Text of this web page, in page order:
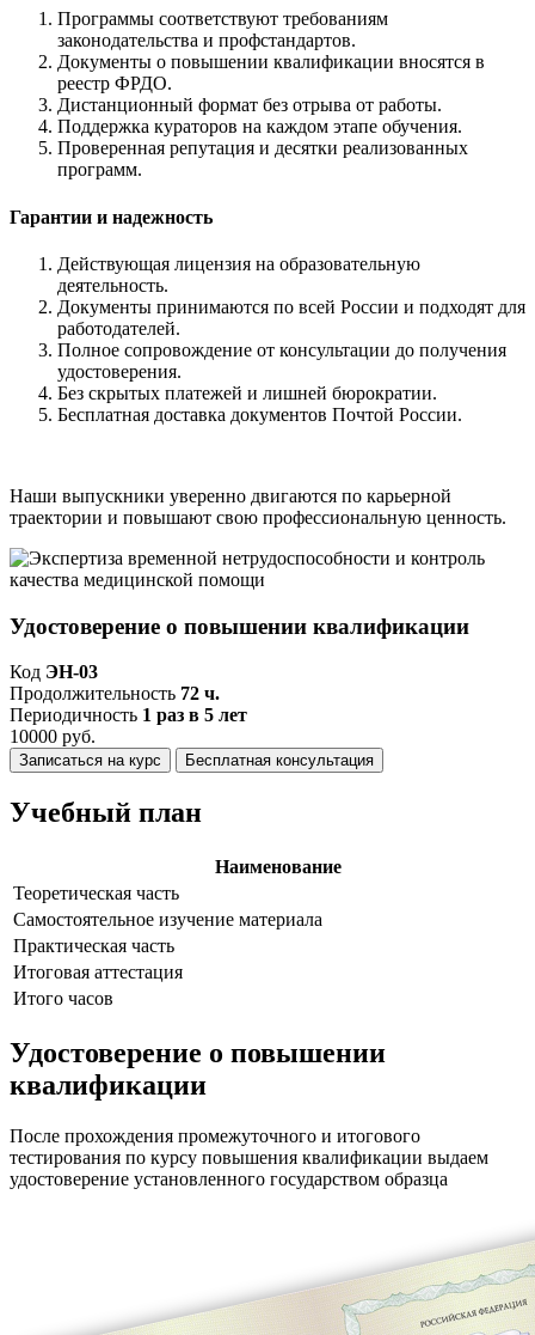
Программы соответствуют требованиям
законодательства и профстандартов.
Документы о повышении квалификации вносятся в
реестр ФРДО.
Дистанционный формат без отрыва от работы.
Поддержка кураторов на каждом этапе обучения.
Проверенная репутация и десятки реализованных
программ.
Гарантии и надежность
Действующая лицензия на образовательную
деятельность.
Документы принимаются по всей России и подходят для
работодателей.
Полное сопровождение от консультации до получения
удостоверения.
Без скрытых платежей и лишней бюрократии.
Бесплатная доставка документов Почтой России.
Наши выпускники уверенно двигаются по карьерной
траектории и повышают свою профессиональную ценность.
Удостоверение о повышении квалификации
Код ЭН-03
Продолжительность 72 ч.
Периодичность 1 раз в 5 лет
10000 руб.
Записаться на курс Бесплатная консультация
Учебный план
Наименование
Теоретическая часть
Самостоятельное изучение материала
Практическая часть
Итоговая аттестация
Итого часов
Удостоверение о повышении
квалификации
После прохождения промежуточного и итогового
тестирования по курсу повышения квалификации выдаем
удостоверение установленного государством образца